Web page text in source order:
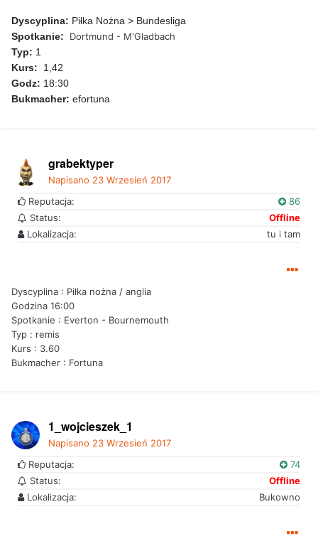
Dyscyplina: Piłka Nożna > Bundesliga
Spotkanie:
Dortmund - M'Gladbach
Typ: 1
Kurs: 1,42
Godz: 18:30
Bukmacher: efortuna
grabektyper
Napisano 23 Wrzesień 2017
Reputacja:
86
Status:
Offline
Lokalizacja:
tu i tam
Dyscyplina : Piłka nożna / anglia
Godzina 16:00
Spotkanie : Everton - Bournemouth
Typ : remis
Kurs : 3.60
Bukmacher : Fortuna
1_wojcieszek_1
Napisano 23 Wrzesień 2017
Reputacja:
74
Status:
Offline
Lokalizacja:
Bukowno